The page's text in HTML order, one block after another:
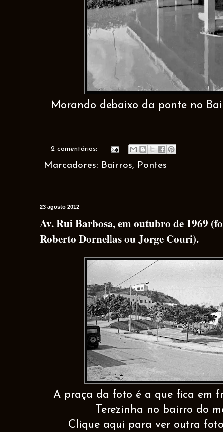
Morando debaixo da ponte no
2 comentários:
Marcadores: Bairros, Pontes
23 agosto 2012
Av. Rui Barbosa, em outubro de 1969
Roberto Dornellas ou Jorge Couri).
A praça da foto é a que fica em
Terezinha no bairro do
Clique aqui para ver outra